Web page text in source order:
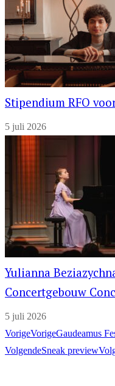
Stipendium RFO
5 juli 2026
Yulianna
Concertgebouw
5 juli 2026
VorigeVorigeGaudeamus
VolgendeSneak preview